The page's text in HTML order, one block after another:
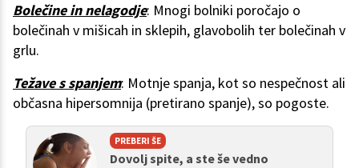
Bolečine in nelagodje: Mnogi bolniki poročajo o
bolečinah v mišicah in sklepih, glavobolih ter bolečinah v
grlu.
Težave s spanjem: Motnje spanja, kot so nespečnost ali
občasna hipersomnija (pretirano spanje), so pogoste.
PREBERI ŠE
Dovolj spite, a ste še vedno